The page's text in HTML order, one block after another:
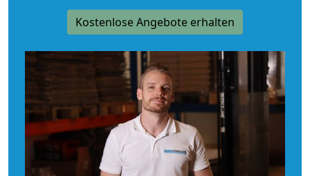
Kostenlose Angebote erhalten